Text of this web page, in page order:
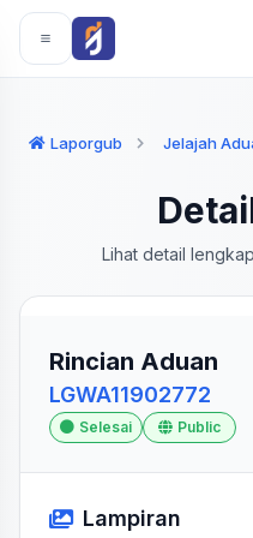
Langsung ke konten utama
Langsung ke navigasi
Laporgub Jelajah
Lihat detail
Rincian Aduan
LGWA11902772
Selesai Public
Lampiran